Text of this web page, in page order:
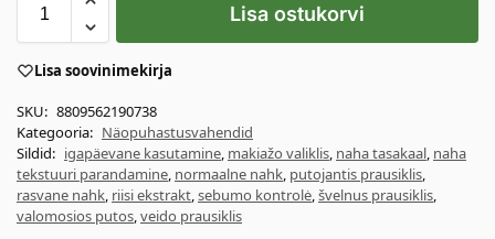
Lisa ostukorvi
Lisa soovinimekirja
SKU: 8809562190738
Kategooria: Näopuhastusvahendid
Sildid: igapäevane kasutamine, makiažo valiklis, naha tasakaal, naha
tekstuuri parandamine, normaalne nahk, putojantis prausiklis,
rasvane nahk, riisi ekstrakt,sebumo kontrolė,švelnus prausiklis,
valomosios putos,veido prausiklis